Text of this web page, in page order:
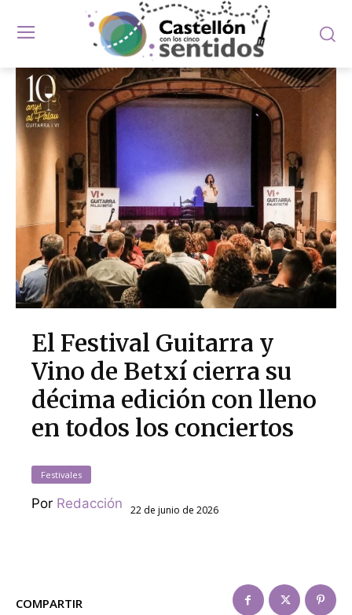
El Festival Guitarra y
Vino de Betxí cierra su
décima edición con lleno
en todos los conciertos
Festivales
Por Redacción 22 de junio de 2026
COMPARTIR